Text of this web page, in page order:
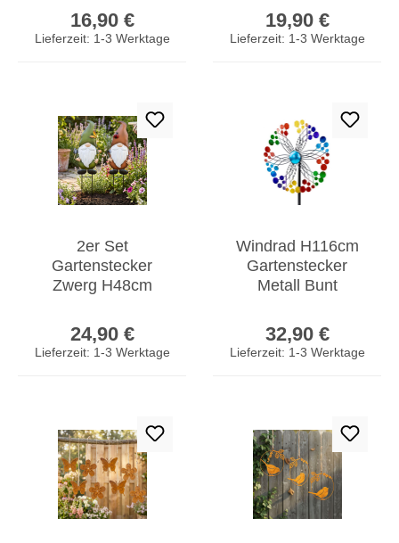
Naturrost Deko
Stele
16,90 €
Lieferzeit: 1-3 Werktage
Vintage Rostdeko
19,90 €
Lieferzeit: 1-3 Werktage
2er Set
Gartenstecker
Zwerg H48cm
Gnom Gartendeko
Garten Figur
24,90 €
Lieferzeit: 1-3 Werktage
Windrad H116cm
Gartenstecker
Metall Bunt
Erdspieß
Gartendeko
32,90 €
Lieferzeit: 1-3 Werktage